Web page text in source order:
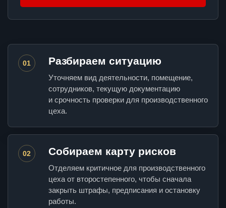
01 Разбираем ситуацию
Уточняем вид деятельности, помещение,
сотрудников, текущую документацию
и срочность проверки для производственного
цеха.
02 Собираем карту рисков
Отделяем критичное для производственного
цеха от второстепенного, чтобы сначала
закрыть штрафы, предписания и остановку
работы.